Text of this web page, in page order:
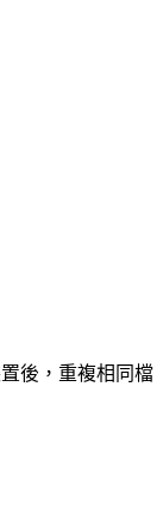
後，重複相同檔